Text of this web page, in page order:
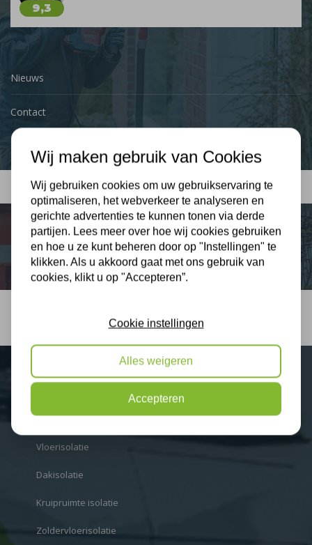
9,3
Nieuws
Contact
Isolatie
Spouwmuurisolatie
Vloerisolatie
Dakisolatie
Kruipruimte isolatie
Zoldervloerisolatie
Wij maken gebruik van Cookies
Wij gebruiken cookies om uw gebruikservaring te
optimaliseren, het webverkeer te analyseren en
gerichte advertenties te kunnen tonen via derde
partijen. Lees meer over hoe wij cookies gebruiken
en hoe u ze kunt beheren door op "Instellingen" te
klikken. Als u akkoord gaat met ons gebruik van
cookies, klikt u op "Accepteren”.
Cookie instellingen
Alles weigeren
Accepteren